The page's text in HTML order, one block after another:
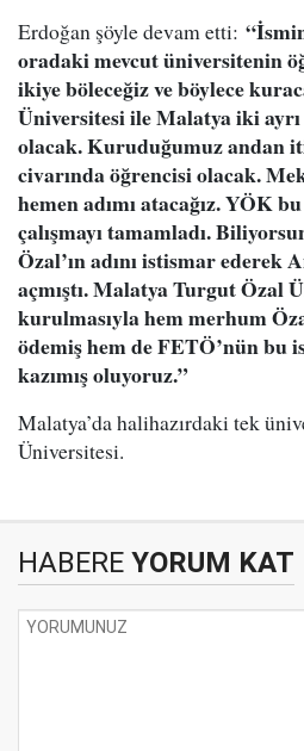
Erdoğan şöyle devam etti:
oradaki mevcut üniversitenin
ikiye böleceğiz ve böylece
Üniversitesi ile Malatya iki
olacak. Kuruduğumuz andan
civarında öğrencisi olacak.
hemen adımı atacağız. YÖK
çalışmayı tamamladı.
Özal’ın adını istismar ederek
açmıştı. Malatya Turgut Özal
kurulmasıyla hem merhum
ödemiş hem de FETÖ’nün bu
kazımış oluyoruz.”
Malatya’da halihazırdaki tek
Üniversitesi.
HABERE YORUM KAT